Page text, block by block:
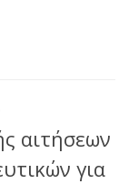
αιτήσεων
για